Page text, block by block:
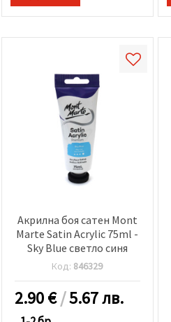
Акрилна боя сатен Mont
Marte Satin Acrylic 75ml -
Sky Blue светло синя
Код: 846329
2.90€/5.67 лв.